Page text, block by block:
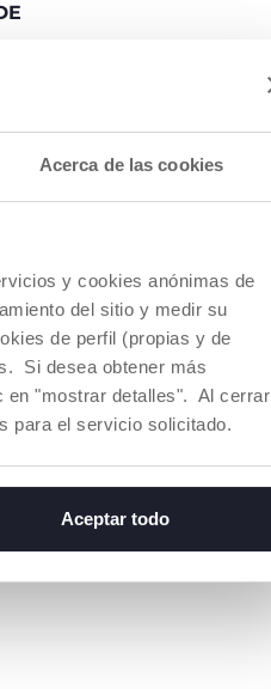
Acerca de las cookies
y cookies anónimas de
del sitio y medir su
de perfil (propias y de
Si desea obtener más
en "mostrar detalles". Al cerrar
para el servicio solicitado.
Aceptar todo